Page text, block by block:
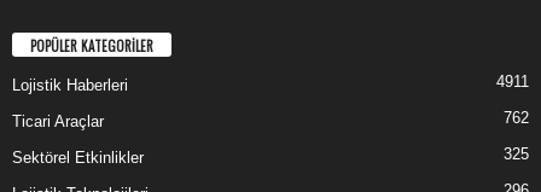
POPÜLER KATEGORİLER
Lojistik Haberleri 4911
Ticari Araçlar 762
Sektörel Etkinlikler 325